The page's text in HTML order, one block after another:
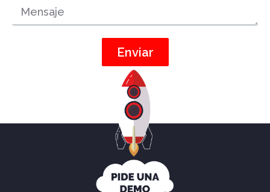
Enviar